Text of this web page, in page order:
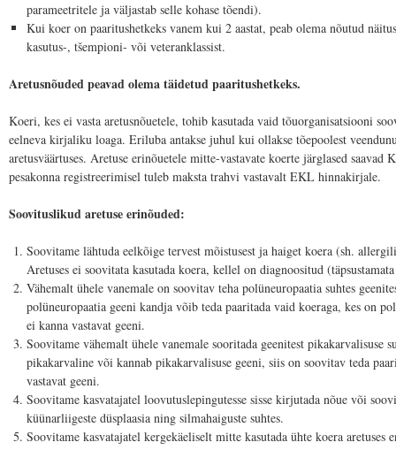
parameetritele ja väljastab selle kohase tõendi).
Kui koer on paaritushetkeks vanem kui 2 aastat, peab olema nõutud
kasutus-, tšempioni- või veteranklassist.
Aretusnõuded peavad olema täidetud paaritushetkeks.
Koeri, kes ei vasta aretusnõuetele, tohib kasutada vaid tõuorganisatsiooni
eelneva kirjaliku loaga. Eriluba antakse juhul kui ollakse tõepoolest
aretusväärtuses. Aretuse erinõuetele mitte-vastavate koerte järglased
pesakonna registreerimisel tuleb maksta trahvi vastavalt EKL hinnakirjale.
Soovituslikud aretuse erinõuded:
Soovitame lähtuda eelkõige tervest mõistusest ja haiget koera (sh.
Aretuses ei soovitata kasutada koera, kellel on diagnoositud
Vähemalt ühele vanemale on soovitav teha polüneuropaatia suhtes
polüneuropaatia geeni kandja võib teda paaritada vaid koeraga, kes on
ei kanna vastavat geeni.
Soovitame vähemalt ühele vanemale sooritada geenitest pikakarvalisuse
pikakarvaline või kannab pikakarvalisuse geeni, siis on soovitav teda
vastavat geeni.
Soovitame kasvatajatel loovutuslepingutesse sisse kirjutada nõue või
küünarliigeste düsplaasia ning silmahaiguste suhtes.
Soovitame kasvatajatel kergekäeliselt mitte kasutada ühte koera